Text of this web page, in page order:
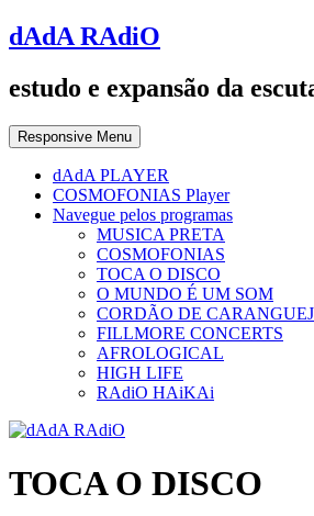
dAdA RAdiO
estudo e expansão da
Responsive Menu
dAdA PLAYER
COSMOFONIAS Player
Navegue pelos programas
MUSICA PRETA
COSMOFONIAS
TOCA O DISCO
O MUNDO É UM SOM
CORDÃO DE
FILLMORE CONCERTS
AFROLOGICAL
HIGH LIFE
RAdiO HAiKAi
TOCA O DISCO